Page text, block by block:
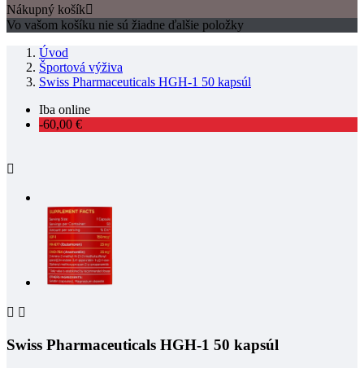
Nákupný košík
Vo vašom košíku nie sú žiadne ďalšie položky
Úvod
Športová výživa
Swiss Pharmaceuticals HGH-1 50 kapsúl
Iba online
-60,00 €

 
Swiss Pharmaceuticals HGH-1 50 kapsúl